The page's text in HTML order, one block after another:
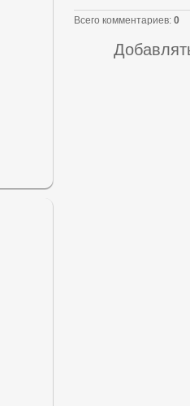
Всего комментариев: 0